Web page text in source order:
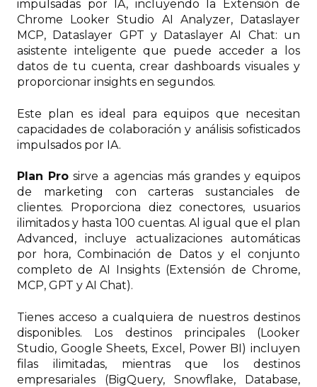
impulsadas por IA, incluyendo la Extensión de
Chrome Looker Studio AI Analyzer, Dataslayer
MCP, Dataslayer GPT y Dataslayer AI Chat: un
asistente inteligente que puede acceder a los
datos de tu cuenta, crear dashboards visuales y
proporcionar insights en segundos.
Este plan es ideal para equipos que necesitan
capacidades de colaboración y análisis sofisticados
impulsados por IA.
Plan Pro sirve a agencias más grandes y equipos
de marketing con carteras sustanciales de
clientes. Proporciona diez conectores, usuarios
ilimitados y hasta 100 cuentas. Al igual que el plan
Advanced, incluye actualizaciones automáticas
por hora, Combinación de Datos y el conjunto
completo de AI Insights (Extensión de Chrome,
MCP, GPT y AI Chat).
Tienes acceso a cualquiera de nuestros destinos
disponibles. Los destinos principales (Looker
Studio, Google Sheets, Excel, Power BI) incluyen
filas ilimitadas, mientras que los destinos
empresariales (BigQuery, Snowflake, Database,